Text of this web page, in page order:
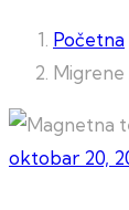
Početna
oktobar 20,